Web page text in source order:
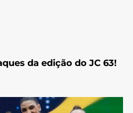
da edição do JC 63!